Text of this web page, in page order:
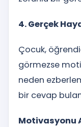
4. Gerçek
Çocuk,
görmezse
neden
bir cevap
Motivasyonu